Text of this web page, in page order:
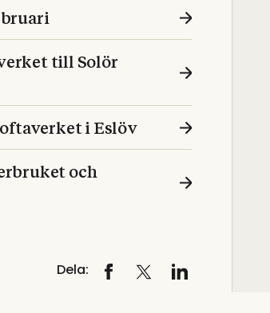
till Solör
i Eslöv
och
Dela: